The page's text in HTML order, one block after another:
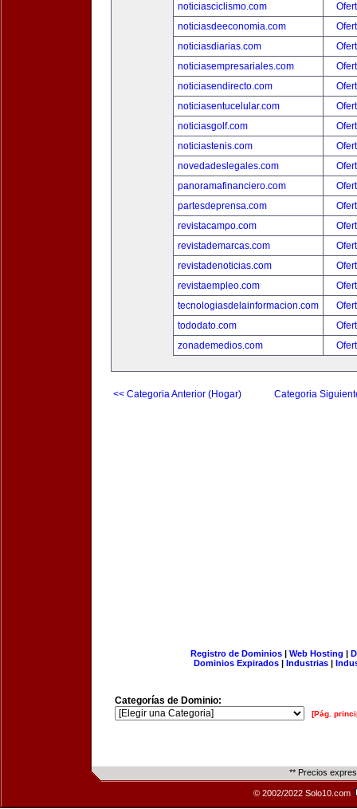
noticiasciclismo.com
noticiasdeeconomia.com
noticiasdiarias.com
noticiasempresariales.com
noticiasendirecto.com
noticiasentucelular.com
noticiasgolf.com
noticiastenis.com
novedadeslegales.com
panoramafinanciero.com
partesdeprensa.com
revistacampo.com
revistademarcas.com
revistadenoticias.com
revistaempleo.com
tecnologiasdelainformacion.com
tododato.com
zonademedios.com
<< Categoria Anterior (Hogar) Categoria
Registro de Dominios| Web Hosting |
Dominios Expirados | Industrias |
Categorías de Dominio:
[Pág.
** Precios
© 2002/2022 Solo10.com